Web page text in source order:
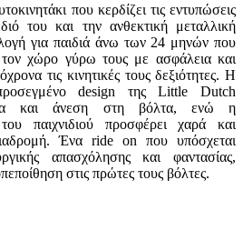
που κερδίζει τις εντυπώσεις
του και την ανθεκτική μεταλλική
για παιδιά άνω των 24 μηνών που
χώρο γύρω τους με ασφάλεια και
τις κινητικές τους δεξιότητες. Η
design της Little Dutch
και άνεση στη βόλτα, ενώ η
παιχνιδιού προσφέρει χαρά και
Ένα ride on που υπόσχεται
απασχόλησης και φαντασίας,
στις πρώτες τους βόλτες.